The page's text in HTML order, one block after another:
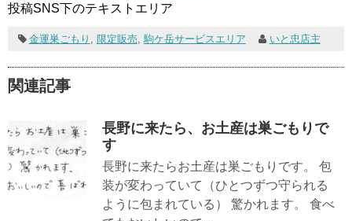
投稿SNS下のテキストエリア
金運巣ごもり 限定販売 駒ケ岳サービスエリア いと忠店主
関連記事
長野に来たら、お土産は巣ごもりで
す
長野に来たらお土産は巣ごもりです。 包
装が変わっていて（ひとつずつ守られる
ように包まれている） 驚かれます。 食べ